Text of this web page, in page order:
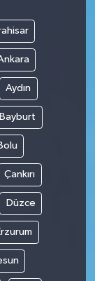
Aydın
Bayburt
Çankırı
Düzce